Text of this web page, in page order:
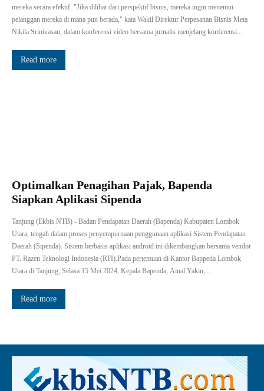
mereka secara efektif. "Jika dilihat dari perspektif bisnis, mereka ingin menemui
pelanggan mereka di mana pun berada," kata Wakil Direktur Perpesanan Bisnis Meta
Nikila Srinivasan, dalam konferensi video bersama jurnalis menjelang konferensi...
Read more
Optimalkan Penagihan Pajak, Bapenda
Siapkan Aplikasi Sipenda
Tanjung (Ekbis NTB) - Badan Pendapatan Daerah (Bapenda) Kabupaten Lombok
Utara, tengah dalam proses penyempurnaan penggunaan aplikasi Sistem Pendapatan
Daerah (Sipenda). Sistem berbasis aplikasi android ini dikembangkan bersama vendor
PT. Razen Teknologi Indonesia (RTI).Pada pertemuan di Kantor Bappeda Lombok
Utara di Tanjung, Selasa 15 Mei 2024, Kepala Bapenda, Ainal Yakin,...
Read more